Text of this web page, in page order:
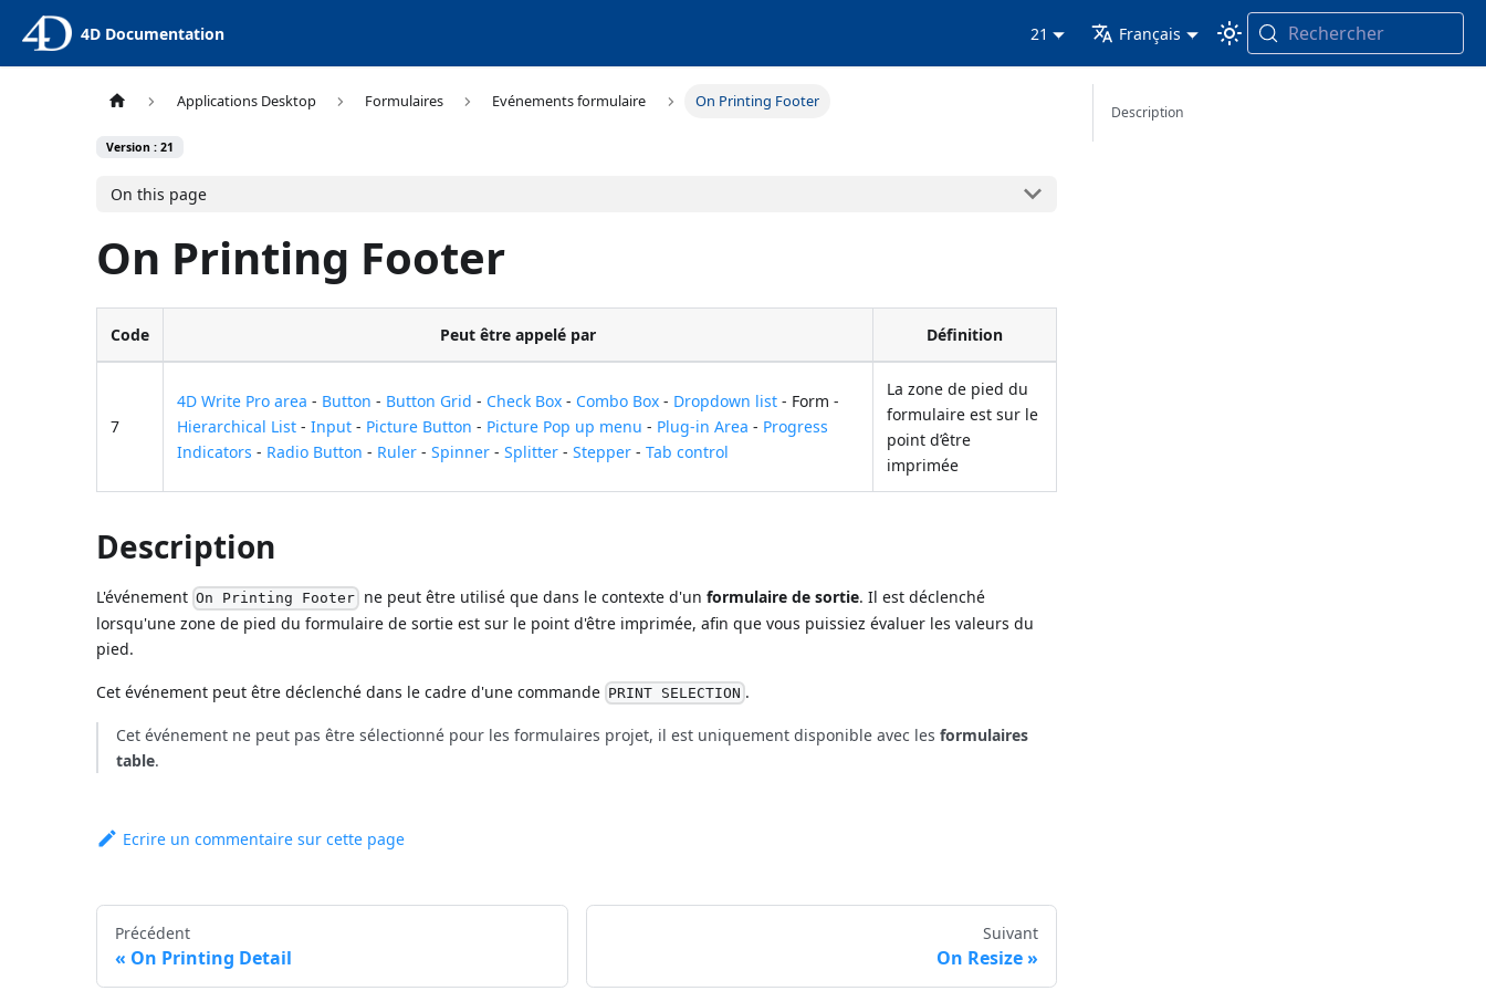
4D Documentation 21 Français Rechercher
Applications Desktop Formulaires Evénements formulaire On Printing Footer
Version : 21
On this page
On Printing Footer
Code Peut être appelé par Définition
7
4D Write Pro area - Button - Button Grid - Check Box - Combo Box - Dropdown list - Form -
Hierarchical List -Input - Picture Button - Picture Pop up menu - Plug-in Area - Progress
Indicators - Radio Button - Ruler -Spinner -Splitter -Stepper -Tab control
La zone de pied du
formulaire est sur le
point d’être
imprimée
Description
L'événement On Printing Footer ne peut être utilisé que dans le contexte d'un formulaire de sortie. Il est déclenché
lorsqu'une zone de pied du formulaire de sortie est sur le point d'être imprimée, afin que vous puissiez évaluer les valeurs du
pied.
Cet événement peut être déclenché dans le cadre d'une commande PRINT SELECTION .
Cet événement ne peut pas être sélectionné pour les formulaires projet, il est uniquement disponible avec lesformulaires
table.
Ecrire un commentaire sur cette page
Précédent
On Printing Detail
Suivant
On Resize
Description